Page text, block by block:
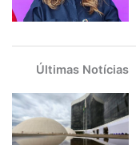
Últimas Notícias